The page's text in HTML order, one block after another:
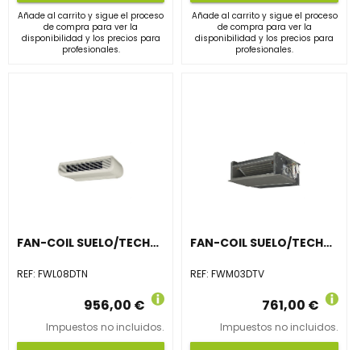
Añade al carrito y sigue el proceso
de compra para ver la
disponibilidad y los precios para
profesionales.
Añade al carrito y sigue el proceso
de compra para ver la
disponibilidad y los precios para
profesionales.
FAN-COIL SUELO/TECHO CON ENVOLVENTE FWL08DTN
REF: FWL08DTN
956,00 €
Impuestos no incluidos.
FAN-COIL SUELO/TECHO SIN ENVOLVENTE FWM03DTV
REF:FWM03DTV
761,00 €
Impuestos no incluidos.